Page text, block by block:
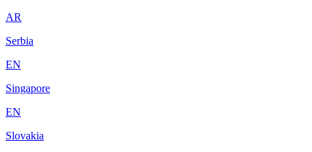
AR
Serbia
EN
Singapore
EN
Slovakia